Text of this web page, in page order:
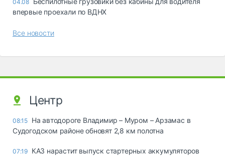
04.08
впервые проехали по ВДНХ
Все новости
Центр
08:15 На автодороге Владимир – Муром – Арзамас в
Судогодском районе обновят 2,8 км полотна
07:19 КАЗ нарастит выпуск стартерных аккумуляторов